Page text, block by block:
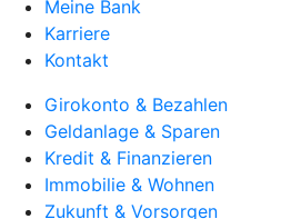
Meine Bank
Karriere
Kontakt
Girokonto & Bezahlen
Geldanlage & Sparen
Kredit & Finanzieren
Immobilie & Wohnen
Zukunft & Vorsorgen